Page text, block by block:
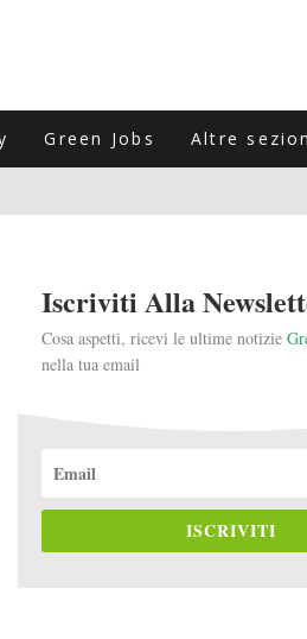
Green Jobs Altre
EVITARLI)
L'ITALIA
Iscriviti Alla
Cosa aspetti, ricevi le ultime notizie
nella tua email
ISCRIVITI